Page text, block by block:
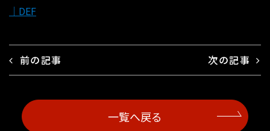
｜DEF
前の記事 次の記事
一覧へ戻る